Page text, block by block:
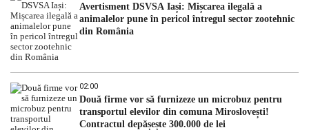
Avertisment DSVSA Iași: Mișcarea ilegală a
animalelor pune în pericol întregul sector zootehnic
din România
02:00
Două firme vor să furnizeze un microbuz pentru
transportul elevilor din comuna Miroslovești!
Contractul depășește 300.000 de lei